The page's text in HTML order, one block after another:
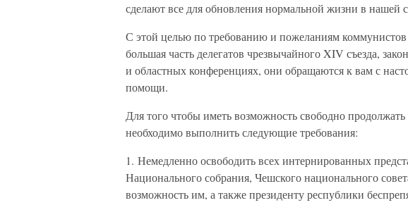
сделают все для обновления нормальной жизни в нашей
С этой целью по требованию и пожеланиям коммунистов
большая часть делегатов чрезвычайного XIV съезда,
и областных конференциях, они обращаются к вам с
помощи.
Для того чтобы иметь возможность свободно
необходимо выполнить следующие требования:
1. Немедленно освободить всех интернированных
Национального собрания, Чешского национального
возможность им, а также президенту республики